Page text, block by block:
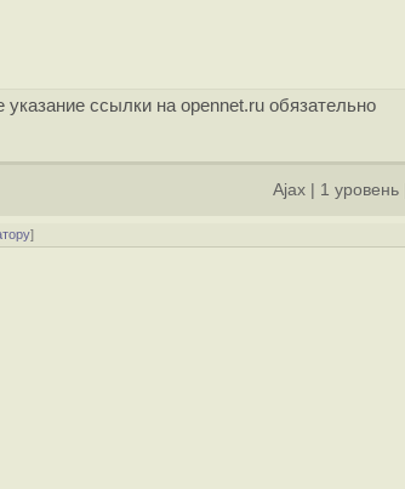
указание ссылки на opennet.ru обязательно
Ajax 1 уровень
]